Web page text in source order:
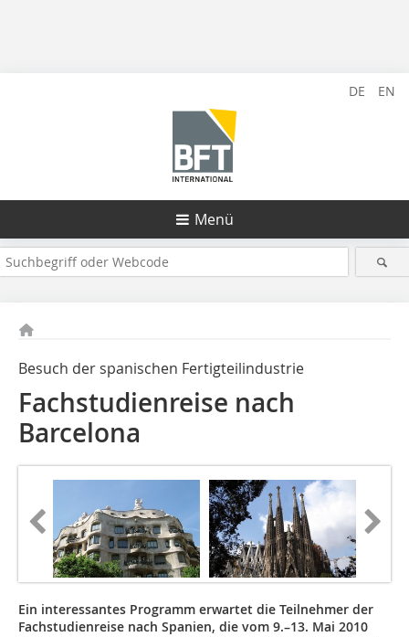
DE EN
Menü
Besuch der spanischen Fertigteilindustrie
Fachstudienreise nach
Barcelona
Ein interessantes Programm erwartet die Teilnehmer der
Fachstudienreise nach Spanien, die vom 9.–13. Mai 2010